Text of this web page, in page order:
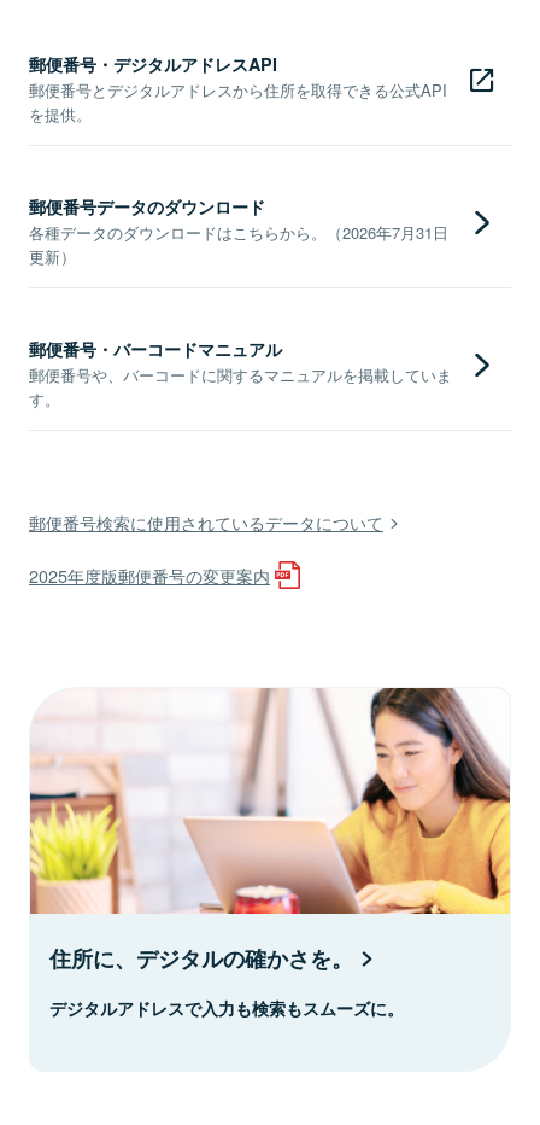
郵便番号・デジタルアドレスAPI
郵便番号とデジタルアドレスから住所を取得できる公式API
を提供。
郵便番号データのダウンロード
各種データのダウンロードはこちらから。（2026年7月31日
更新）
郵便番号・バーコードマニュアル
郵便番号や、バーコードに関するマニュアルを掲載していま
す。
郵便番号検索に使用されているデータについて
2025年度版郵便番号の変更案内
住所に、デジタルの確かさを。
デジタルアドレスで入力も検索もスムーズに。